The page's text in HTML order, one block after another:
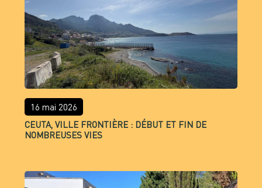
16 mai 2026
CEUTA, VILLE FRONTIÈRE : DÉBUT ET FIN DE
NOMBREUSES VIES